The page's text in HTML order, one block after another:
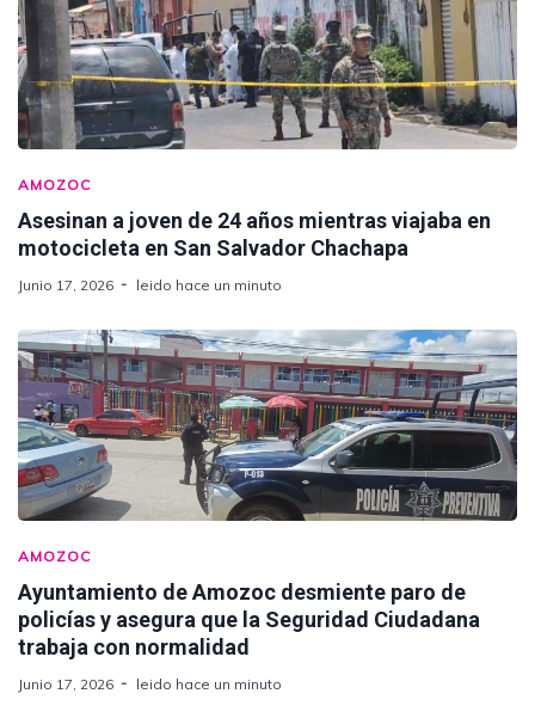
AMOZOC
Asesinan a joven de 24 años mientras viajaba en
motocicleta en San Salvador Chachapa
Junio 17, 2026 leido hace un minuto
AMOZOC
Ayuntamiento de Amozoc desmiente paro de
policías y asegura que la Seguridad Ciudadana
trabaja con normalidad
Junio 17, 2026 leido hace un minuto